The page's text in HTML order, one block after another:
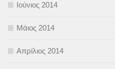
Ιούνιος 2014
Μάιος 2014
Απρίλιος 2014